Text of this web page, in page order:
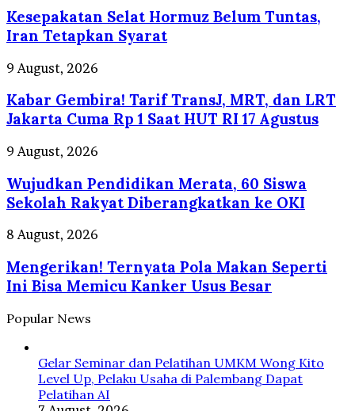
?
Hormuz
Belum
Tuntas,
Iran
Tetapkan
Syarat
Kesepakatan Selat Hormuz Belum Tuntas,
Iran Tetapkan Syarat
Kabar
Tarif
TransJ,
MRT,
dan
Jakarta
Cuma
Rp
Saat
RI
17
9 August, 2026
Kabar Gembira! Tarif TransJ, MRT, dan LRT
Jakarta Cuma Rp 1 Saat HUT RI 17 Agustus
Wujudkan
Merata,
60
Siswa
Sekolah
Rakyat
Diberangkatkan
ke
OKI
9 August, 2026
Wujudkan Pendidikan Merata, 60 Siswa
Sekolah Rakyat Diberangkatkan ke OKI
Mengerikan!
Pola
Makan
Seperti
Ini
Bisa
Memicu
Kanker
Besar
8 August, 2026
Mengerikan! Ternyata Pola Makan Seperti
Ini Bisa Memicu Kanker Usus Besar
Popular News
Gelar Seminar dan Pelatihan UMKM Wong Kito
Level Up, Pelaku Usaha di Palembang Dapat
Pelatihan AI